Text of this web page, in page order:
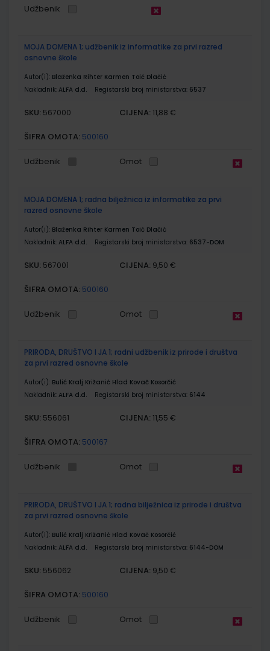
Udžbenik
MOJA DOMENA 1; udžbenik iz informatike za prvi razred
osnovne škole
Autor(i): Blaženka Rihter Karmen Toić Dlačić
Nakladnik: ALFA d.d. Registarski broj ministarstva: 6537
SKU: 567000 CIJENA: 11,88 €
ŠIFRA OMOTA: 500160
Udžbenik Omot
MOJA DOMENA 1; radna bilježnica iz informatike za prvi
razred osnovne škole
Autor(i): Blaženka Rihter Karmen Toić Dlačić
Nakladnik: ALFA d.d. Registarski broj ministarstva: 6537-DOM
SKU: 567001 CIJENA: 9,50 €
ŠIFRA OMOTA: 500160
Udžbenik Omot
PRIRODA, DRUŠTVO I JA 1; radni udžbenik iz prirode i društva
za prvi razred osnovne škole
Autor(i): Bulić Kralj Križanić Hlad Kovač Kosorčić
Nakladnik: ALFA d.d. Registarski broj ministarstva: 6144
SKU: 556061 CIJENA: 11,55 €
ŠIFRA OMOTA: 500167
Udžbenik Omot
PRIRODA, DRUŠTVO I JA 1; radna bilježnica iz prirode i društva
za prvi razred osnovne škole
Autor(i): Bulić Kralj Križanić Hlad Kovač Kosorčić
Nakladnik: ALFA d.d. Registarski broj ministarstva: 6144-DOM
SKU: 556062 CIJENA: 9,50 €
ŠIFRA OMOTA: 500160
Udžbenik Omot